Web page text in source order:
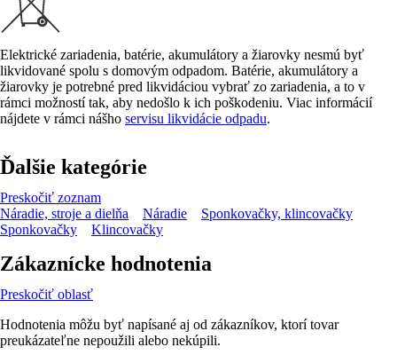
Elektrické zariadenia, batérie, akumulátory a žiarovky nesmú byť
likvidované spolu s domovým odpadom. Batérie, akumulátory a
žiarovky je potrebné pred likvidáciou vybrať zo zariadenia, a to v
rámci možností tak, aby nedošlo k ich poškodeniu. Viac informácií
nájdete v rámci nášho servisu likvidácie odpadu.
Ďalšie kategórie
Preskočiť zoznam
Náradie, stroje a dielňa
Náradie
Sponkovačky, klincovačky
Sponkovačky
Klincovačky
Zákaznícke hodnotenia
Preskočiť oblasť
Hodnotenia môžu byť napísané aj od zákazníkov, ktorí tovar
preukázateľne nepoužili alebo nekúpili.